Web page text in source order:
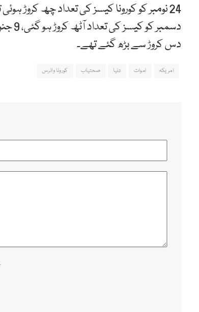
دس کروڑ سے بڑھ گئے تھے۔
امریکہ اموات دنیا صحتیاب کورونا وائرس